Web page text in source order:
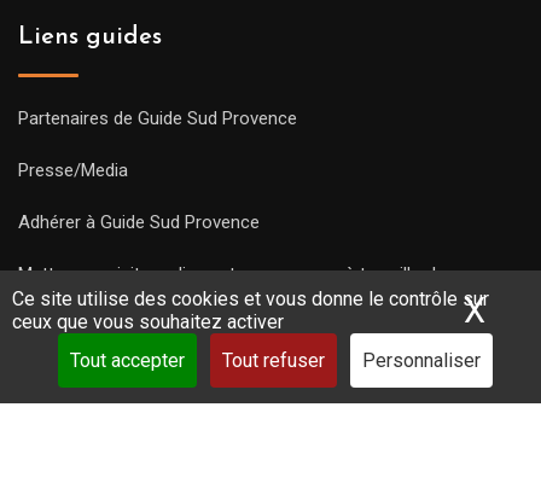
Ce site utilise des cookies et vous donne le contrôle sur
ceux que vous souhaitez activer
Tout accepter
Tout refuser Personnaliser
X
Liens guides
Partenaires de Guide Sud Provence
Presse/Media
Adhérer à Guide Sud Provence
Mettre une visite en ligne et commencez à travailler !